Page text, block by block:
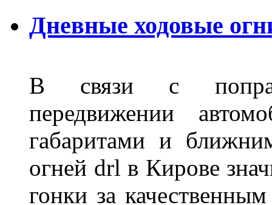
Дневные ходовые
В связи с
передвижении
габаритами и
огней drl в Кирове
гонки за